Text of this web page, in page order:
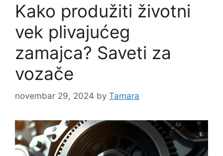
Kako produžiti životni
vek plivajućeg
zamajca? Saveti za
vozače
novembar 29, 2024 by Tamara